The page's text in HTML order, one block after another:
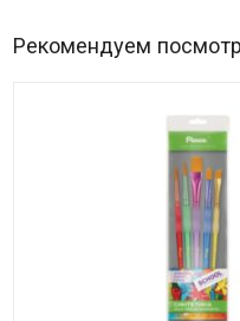
Рекомендуем